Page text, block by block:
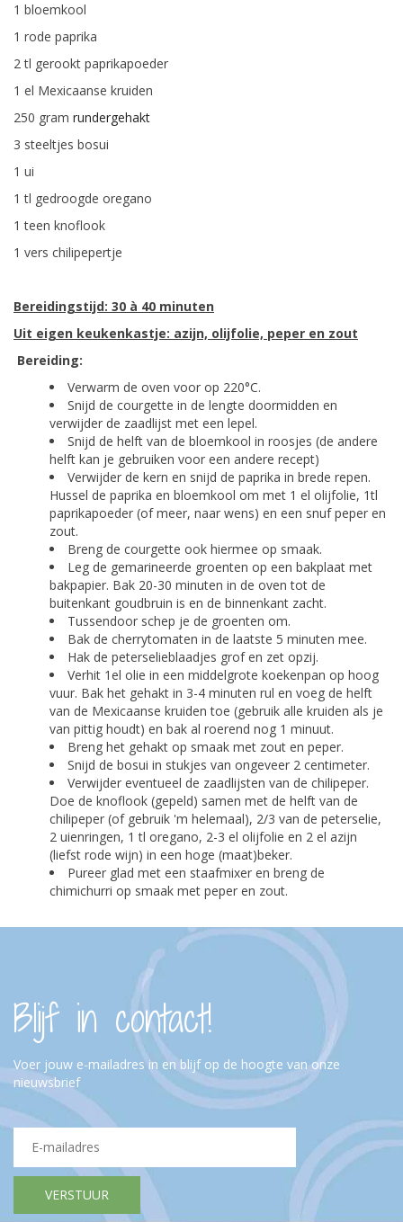
1 bloemkool
1 rode paprika
2 tl gerookt paprikapoeder
1 el Mexicaanse kruiden
250 gram rundergehakt
3 steeltjes bosui
1 ui
1 tl gedroogde oregano
1 teen knoflook
1 vers chilipepertje
Bereidingstijd: 30 à 40 minuten
Uit eigen keukenkastje: azijn, olijfolie, peper en zout
Bereiding:
Verwarm de oven voor op 220°C.
Snijd de courgette in de lengte doormidden en
verwijder de zaadlijst met een lepel.
Snijd de helft van de bloemkool in roosjes (de andere
helft kan je gebruiken voor een andere recept)
Verwijder de kern en snijd de paprika in brede repen.
Hussel de paprika en bloemkool om met 1 el olijfolie, 1tl
paprikapoeder (of meer, naar wens) en een snuf peper en
zout.
Breng de courgette ook hiermee op smaak.
Leg de gemarineerde groenten op een bakplaat met
bakpapier. Bak 20-30 minuten in de oven tot de
buitenkant goudbruin is en de binnenkant zacht.
Tussendoor schep je de groenten om.
Bak de cherrytomaten in de laatste 5 minuten mee.
Hak de peterselieblaadjes grof en zet opzij.
Verhit 1el olie in een middelgrote koekenpan op hoog
vuur. Bak het gehakt in 3-4 minuten rul en voeg de helft
van de Mexicaanse kruiden toe (gebruik alle kruiden als je
van pittig houdt) en bak al roerend nog 1 minuut.
Breng het gehakt op smaak met zout en peper.
Snijd de bosui in stukjes van ongeveer 2 centimeter.
Verwijder eventueel de zaadlijsten van de chilipeper.
Doe de knoflook (gepeld) samen met de helft van de
chilipeper (of gebruik 'm helemaal), 2/3 van de peterselie,
2 uienringen, 1 tl oregano, 2-3 el olijfolie en 2 el azijn
(liefst rode wijn) in een hoge (maat)beker.
Pureer glad met een staafmixer en breng de
chimichurri op smaak met peper en zout.
Blijf in contact!
Voer jouw e-mailadres in en blijf op de hoogte van onze
nieuwsbrief